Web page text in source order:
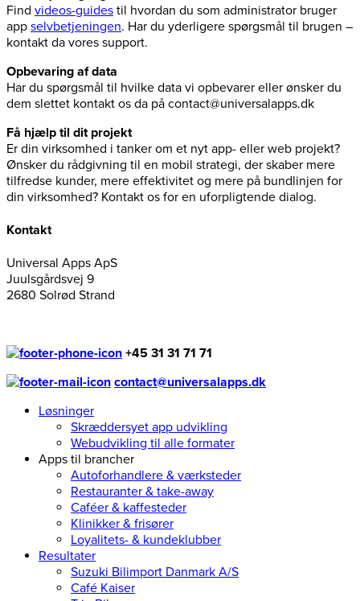
Find videos-guides til hvordan du som administrator bruger
app selvbetjeningen. Har du yderligere spørgsmål til brugen –
kontakt da vores support.
Opbevaring af data
Har du spørgsmål til hvilke data vi opbevarer eller ønsker du
dem slettet kontakt os da på contact@universalapps.dk
Få hjælp til dit projekt
Er din virksomhed i tanker om et nyt app- eller web projekt?
Ønsker du rådgivning til en mobil strategi, der skaber mere
tilfredse kunder, mere effektivitet og mere på bundlinjen for
din virksomhed? Kontakt os for en uforpligtende dialog.
Kontakt
Universal Apps ApS
Juulsgårdsvej 9
2680 Solrød Strand
+45 31 31 71 71
contact@universalapps.dk
Løsninger
Skræddersyet app udvikling
Webudvikling til alle formater
Apps til brancher
Autoforhandlere & værksteder
Restauranter & take-away
Caféer & kaffesteder
Klinikker & frisører
Loyalitets- & kundeklubber
Resultater
Suzuki Bilimport Danmark A/S
Café Kaiser